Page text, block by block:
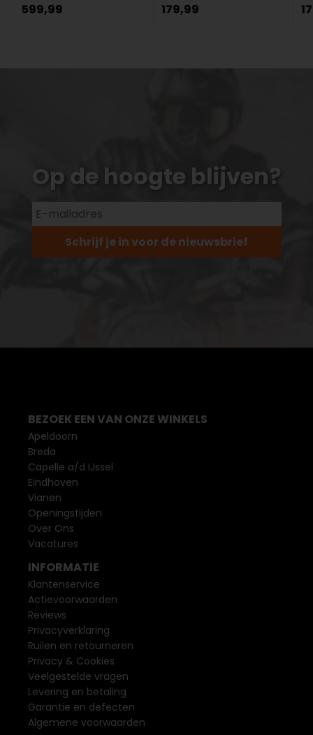
599,99
179,99
Op de hoogte blijven?
Schrijf je in voor de nieuwsbrief
BEZOEK EEN VAN ONZE WINKELS
Apeldoorn
Breda
Capelle a/d IJssel
Eindhoven
Vianen
Openingstijden
Over Ons
Vacatures
INFORMATIE
Klantenservice
Actievoorwaarden
Reviews
Privacyverklaring
Ruilen en retourneren
Privacy & Cookies
Veelgestelde vragen
Levering en betaling
Garantie en defecten
Algemene voorwaarden